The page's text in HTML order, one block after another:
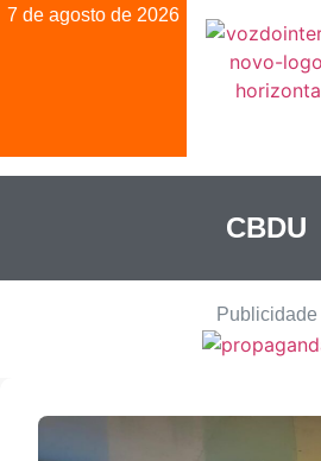
7 de agosto de 2026
CBDU
Publicidade